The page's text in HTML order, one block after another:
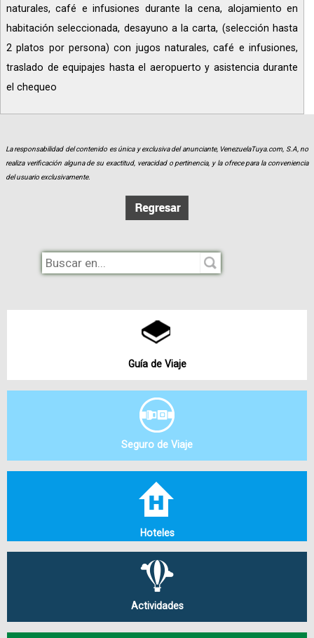
naturales, café e infusiones durante la cena, alojamiento en
habitación seleccionada, desayuno a la carta, (selección hasta
2 platos por persona) con jugos naturales, café e infusiones,
traslado de equipajes hasta el aeropuerto y asistencia durante
el chequeo
La responsabilidad del contenido es única y exclusiva del anunciante, VenezuelaTuya.com, S.A, no
realiza verificación alguna de su exactitud, veracidad o pertinencia, y la ofrece para la conveniencia
del usuario exclusivamente.
Guía de Viaje
Seguro de Viaje
Hoteles
Actividades